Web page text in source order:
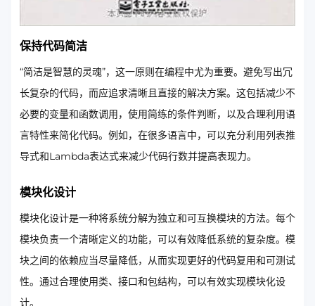
保持代码简洁
“简洁是智慧的灵魂”，这一原则在编程中尤为重要。避免写出冗
长复杂的代码，而应追求清晰且直接的解决方案。这包括减少不
必要的变量和函数调用，使用简练的条件判断，以及合理利用语
言特性来简化代码。例如，在很多语言中，可以充分利用列表推
导式和Lambda表达式来减少代码行数并提高表现力。
模块化设计
模块化设计是一种将系统分解为独立和可互换模块的方法。每个
模块负责一个清晰定义的功能，可以有效降低系统的复杂度。模
块之间的依赖应当尽量降低，从而实现更好的代码复用和可测试
性。通过合理使用类、接口和包结构，可以有效实现模块化设
计。